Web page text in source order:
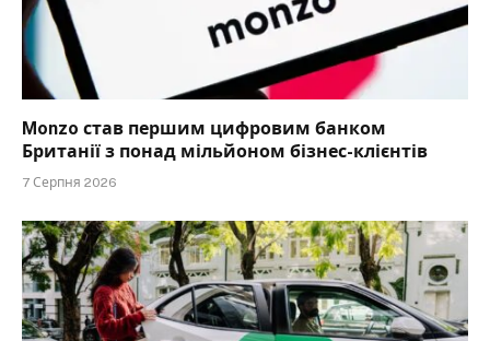
Monzo став першим цифровим банком
Британії з понад мільйоном бізнес-клієнтів
7 Серпня 2026